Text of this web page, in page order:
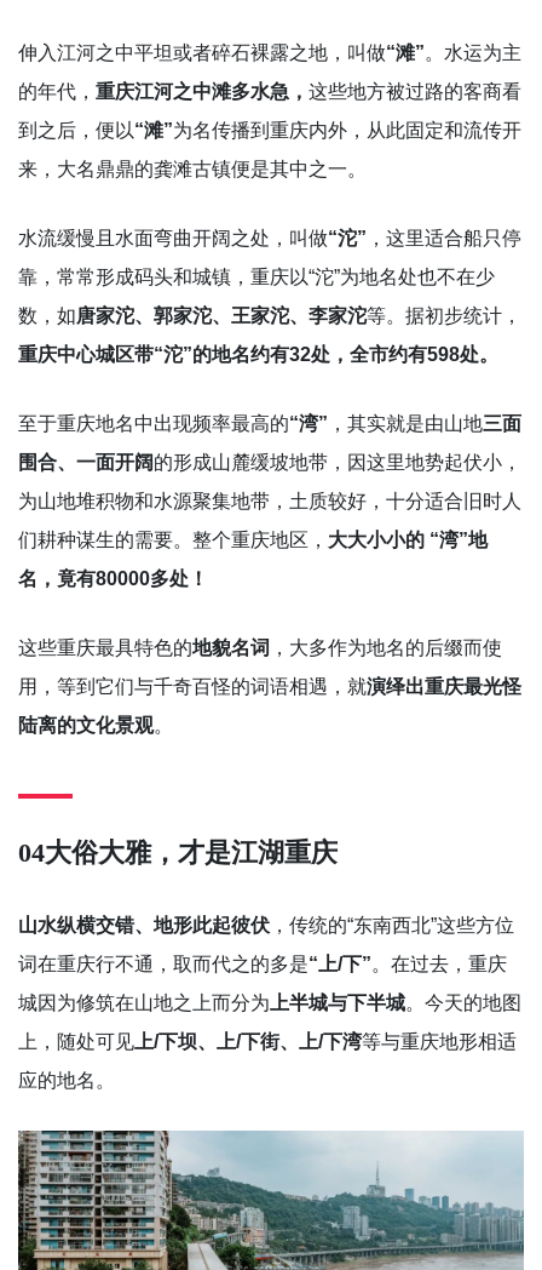
伸入江河之中平坦或者碎石裸露之地，叫做“滩”。水运为主
的年代， 重庆江河之中滩多水急， 这些地方被过路的客商看
到之后，便以“滩”为名传播到重庆内外，从此固定和流传开
来，大名鼎鼎的龚滩古镇便是其中之一。
水流缓慢且水面弯曲开阔之处，叫做“沱” ，这里适合船只停
靠，常常形成码头和城镇，重庆以“沱”为地名处也不在少
数，如唐家沱、郭家沱、王家沱、李家沱等。据初步统计，
重庆中心城区带“沱”的地名约有32处，全市约有598处。
至于重庆地名中出现频率最高的“湾” ，其实就是由山地三面
围合、一面开阔的形成山麓缓坡地带，因这里地势起伏小，
为山地堆积物和水源聚集地带，土质较好，十分适合旧时人
们耕种谋生的需要。整个重庆地区， 大大小小的 “湾”地
名，竟有80000多处！
这些重庆最具特色的地貌名词 ，大多作为地名的后缀而使
用，等到它们与千奇百怪的词语相遇，就演绎出重庆最光怪
陆离的文化景观。
04大俗大雅，才是江湖重庆
山水纵横交错、地形此起彼伏 ，传统的“东南西北”这些方位
词在重庆行不通，取而代之的多是“上/下”。在过去，重庆
城因为修筑在山地之上而分为 上半城与下半城。今天的地图
上，随处可见 上/下坝、上/下街、上/下湾等与重庆地形相适
应的地名。